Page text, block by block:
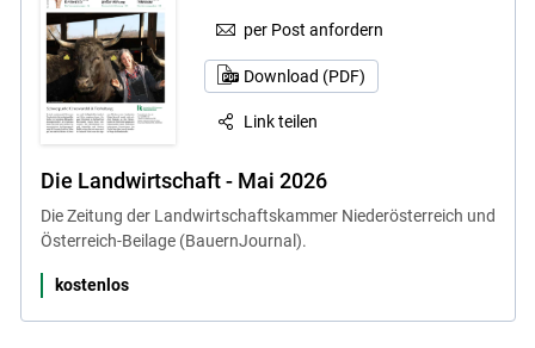
per Post anfordern
Download (PDF)
Link teilen
Die Landwirtschaft - Mai 2026
Die Zeitung der Landwirtschaftskammer Niederösterreich und
Österreich-Beilage (BauernJournal).
kostenlos